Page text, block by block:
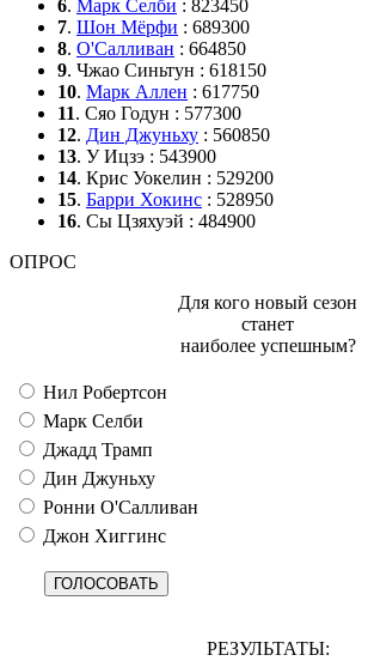
6. Марк Селби : 823450
7. Шон Мёрфи : 689300
8. О'Салливан : 664850
9. Чжао Синьтун : 618150
10. Марк Аллен : 617750
11. Сяо Годун : 577300
12. Дин Джуньху : 560850
13. У Ицзэ : 543900
14. Крис Уокелин : 529200
15. Барри Хокинс : 528950
16. Сы Цзяхуэй : 484900
ОПРОС
Для кого новый сезон
станет
наиболее успешным?
Нил Робертсон
Марк Селби
Джадд Трамп
Дин Джуньху
Ронни О'Салливан
Джон Хиггинс
РЕЗУЛЬТАТЫ: